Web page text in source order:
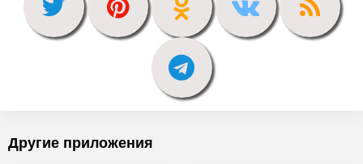
Другие приложения